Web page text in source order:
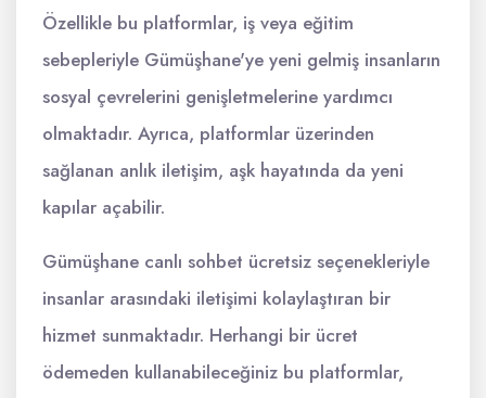
Özellikle bu platformlar, iş veya eğitim
sebepleriyle Gümüşhane'ye yeni gelmiş insanların
sosyal çevrelerini genişletmelerine yardımcı
olmaktadır. Ayrıca, platformlar üzerinden
sağlanan anlık iletişim, aşk hayatında da yeni
kapılar açabilir.
Gümüşhane canlı sohbet ücretsiz seçenekleriyle
insanlar arasındaki iletişimi kolaylaştıran bir
hizmet sunmaktadır. Herhangi bir ücret
ödemeden kullanabileceğiniz bu platformlar,